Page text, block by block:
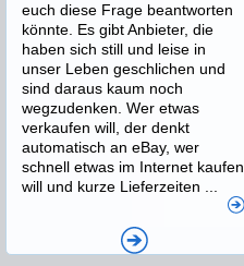
euch diese Frage beantworten
könnte. Es gibt Anbieter, die
haben sich still und leise in
unser Leben geschlichen und
sind daraus kaum noch
wegzudenken. Wer etwas
verkaufen will, der denkt
automatisch an eBay, wer
schnell etwas im Internet kaufen
will und kurze Lieferzeiten ...